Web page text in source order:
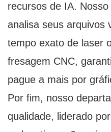
recursos de IA.
analisa seus arquivos
tempo exato de laser
fresagem CNC,
pague a mais por
Por fim, nosso
qualidade, liderado por